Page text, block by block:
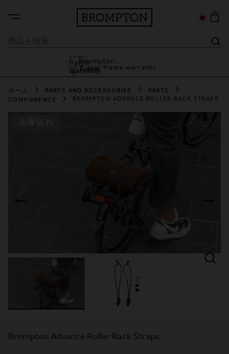
7 year frame warranty
ホーム PARTS AND ACCESSORIES
PARTS
COMPONENTS
BROMPTON ADVANCE ROLLER RACK STRAPS
Brompton Advance Roller Rack Straps